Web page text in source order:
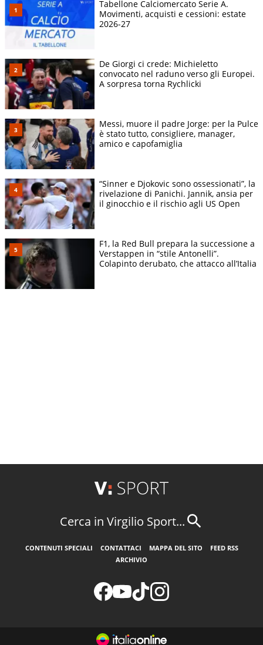
Tabellone Calciomercato Serie A.
Movimenti, acquisti e cessioni: estate
2026-27
De Giorgi ci crede: Michieletto
convocato nel raduno verso gli Europei.
A sorpresa torna Rychlicki
Messi, muore il padre Jorge: per la Pulce
è stato tutto, consigliere, manager,
amico e capofamiglia
“Sinner e Djokovic sono ossessionati”, la
rivelazione di Panichi. Jannik, ansia per
il ginocchio e il rischio agli US Open
F1, la Red Bull prepara la successione a
Verstappen in “stile Antonelli”.
Colapinto derubato, che attacco all’Italia
Cerca in Virgilio Sport...
CONTENUTI SPECIALI CONTATTACI MAPPA DEL SITO
FEED RSS
ARCHIVIO